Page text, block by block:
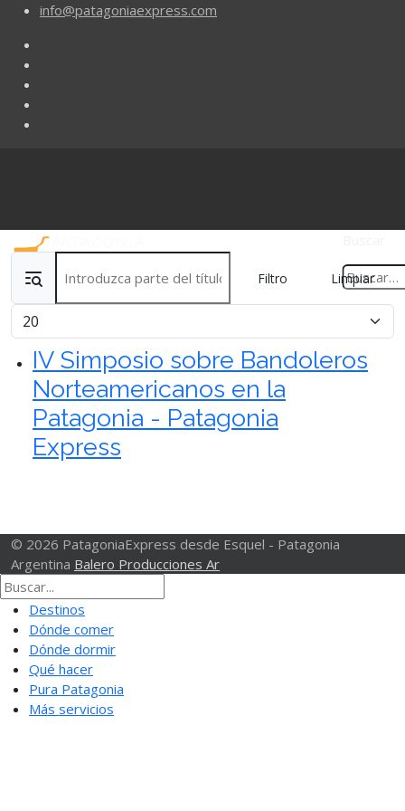
info@patagoniaexpress.com
Filtro Limpiar
Cantidad
IV Simposio sobre Bandoleros
Norteamericanos en la
Patagonia - Patagonia
Express
© 2026 PatagoniaExpress desde Esquel - Patagonia
Argentina Balero Producciones Ar
Destinos
Dónde comer
Dónde dormir
Qué hacer
Pura Patagonia
Más servicios